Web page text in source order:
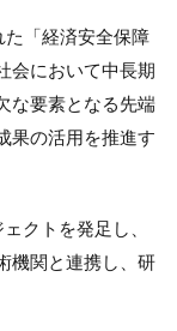
た「経済安全保障
会において中長期
な要素となる先端
果の活用を推進す
クトを発足し、
機関と連携し、研